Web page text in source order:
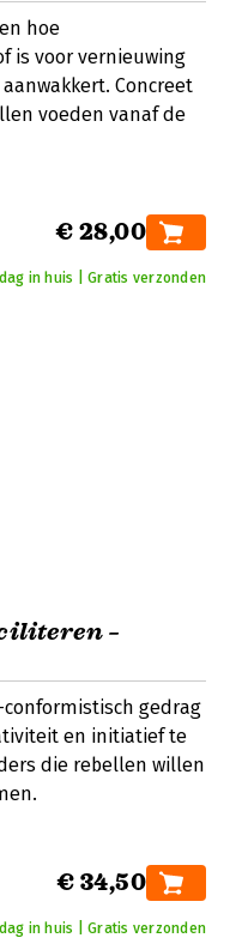
hoe
is voor vernieuwing
Concreet
voeden vanaf de
€ 28,00
in huis | Gratis verzonden
–
gedrag
en initiatief te
die rebellen willen
€ 34,50
in huis | Gratis verzonden